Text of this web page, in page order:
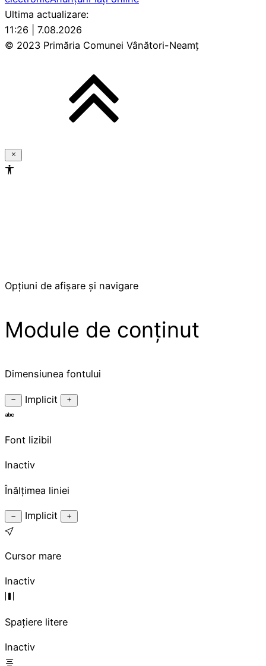
Ultima actualizare:
11:26 | 7.08.2026
© 2023 Primăria Comunei Vânători-Neamț
Opțiuni de afișare și navigare
Module de conținut
Dimensiunea fontului
Implicit
Font lizibil
Inactiv
Înălțimea liniei
Implicit
Cursor mare
Inactiv
Spațiere litere
Inactiv